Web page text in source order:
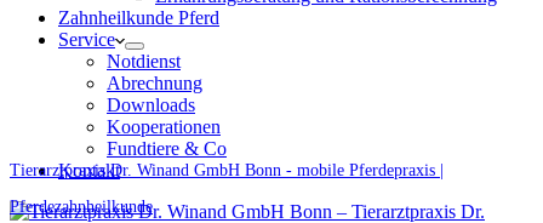
Zahnheilkunde Pferd
Service
Notdienst
Abrechnung
Downloads
Kooperationen
Fundtiere & Co
Kontakt
Tierarztpraxis Dr. Winand GmbH Bonn - mobile Pferdepraxis |
Pferdezahnheilkunde